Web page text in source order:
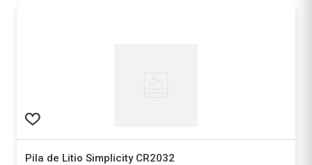
Pila de Litio Simplicity CR2032